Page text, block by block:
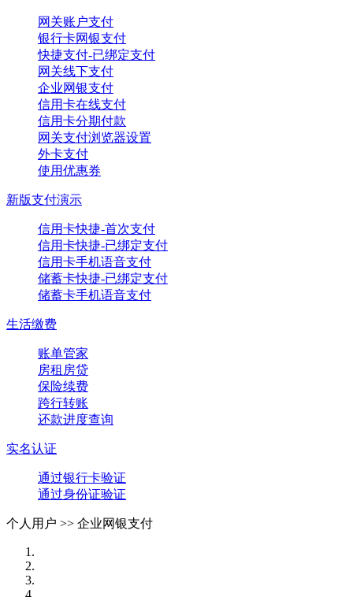
网关账户支付
银行卡网银支付
快捷支付-已绑定支付
网关线下支付
企业网银支付
信用卡在线支付
信用卡分期付款
网关支付浏览器设置
外卡支付
使用优惠券
新版支付演示
信用卡快捷-首次支付
信用卡快捷-已绑定支付
信用卡手机语音支付
储蓄卡快捷-已绑定支付
储蓄卡手机语音支付
生活缴费
账单管家
房租房贷
保险续费
跨行转账
还款进度查询
实名认证
通过银行卡验证
通过身份证验证
个人用户 >> 企业网银支付